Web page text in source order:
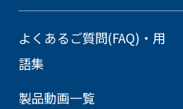
よくあるご質問(FAQ)・用
語集
製品動画一覧